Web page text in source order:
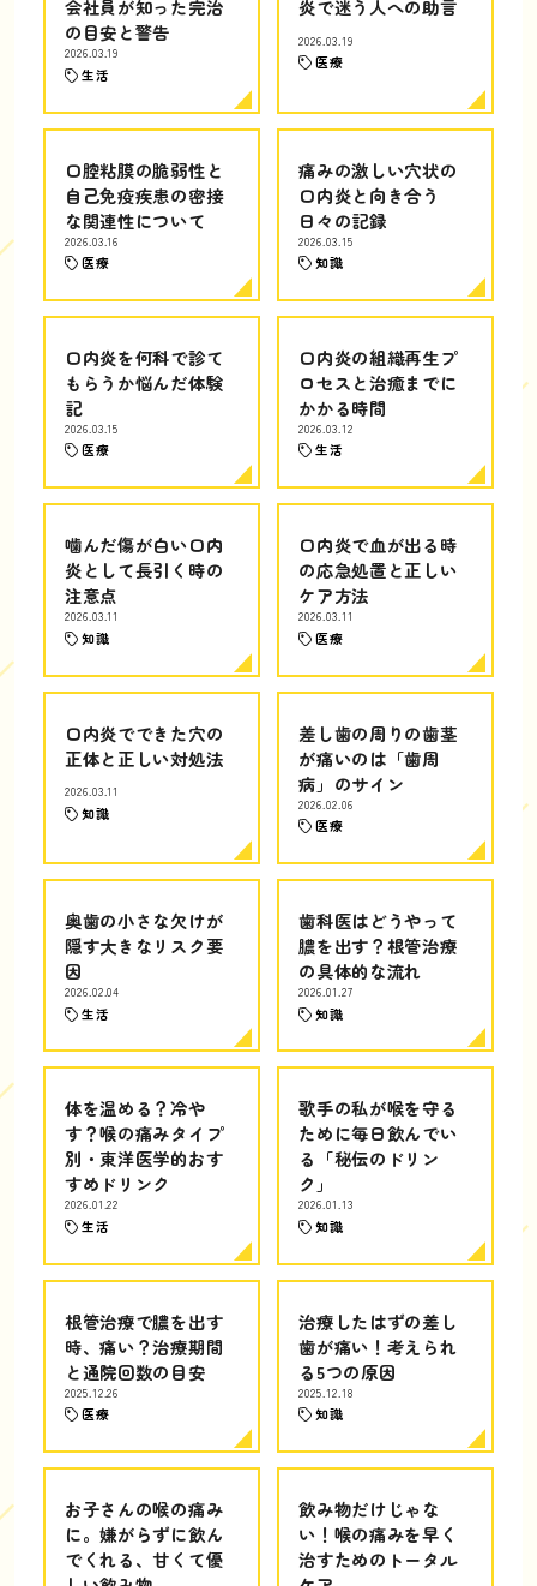
会社員が知った完治
の目安と警告
2026.03.19
生活
炎で迷う人への助言
2026.03.19
医療
口腔粘膜の脆弱性と
自己免疫疾患の密接
な関連性について
2026.03.16
医療
痛みの激しい穴状の
口内炎と向き合う
日々の記録
2026.03.15
知識
口内炎を何科で診て
もらうか悩んだ体験
記
2026.03.15
医療
口内炎の組織再生プ
ロセスと治癒までに
かかる時間
2026.03.12
生活
噛んだ傷が白い口内
炎として長引く時の
注意点
2026.03.11
知識
口内炎で血が出る時
の応急処置と正しい
ケア方法
2026.03.11
医療
口内炎でできた穴の
正体と正しい対処法
2026.03.11
知識
差し歯の周りの歯茎
が痛いのは「歯周
病」のサイン
2026.02.06
医療
奥歯の小さな欠けが
隠す大きなリスク要
因
2026.02.04
生活
歯科医はどうやって
膿を出す？根管治療
の具体的な流れ
2026.01.27
知識
体を温める？冷や
す？喉の痛みタイプ
別・東洋医学的おす
すめドリンク
2026.01.22
生活
歌手の私が喉を守る
ために毎日飲んでい
る「秘伝のドリン
ク」
2026.01.13
知識
根管治療で膿を出す
時、痛い？治療期間
と通院回数の目安
2025.12.26
医療
治療したはずの差し
歯が痛い！考えられ
る5つの原因
2025.12.18
知識
お子さんの喉の痛み
に。嫌がらずに飲ん
でくれる、甘くて優
飲み物だけじゃな
い！喉の痛みを早く
治すためのトータル